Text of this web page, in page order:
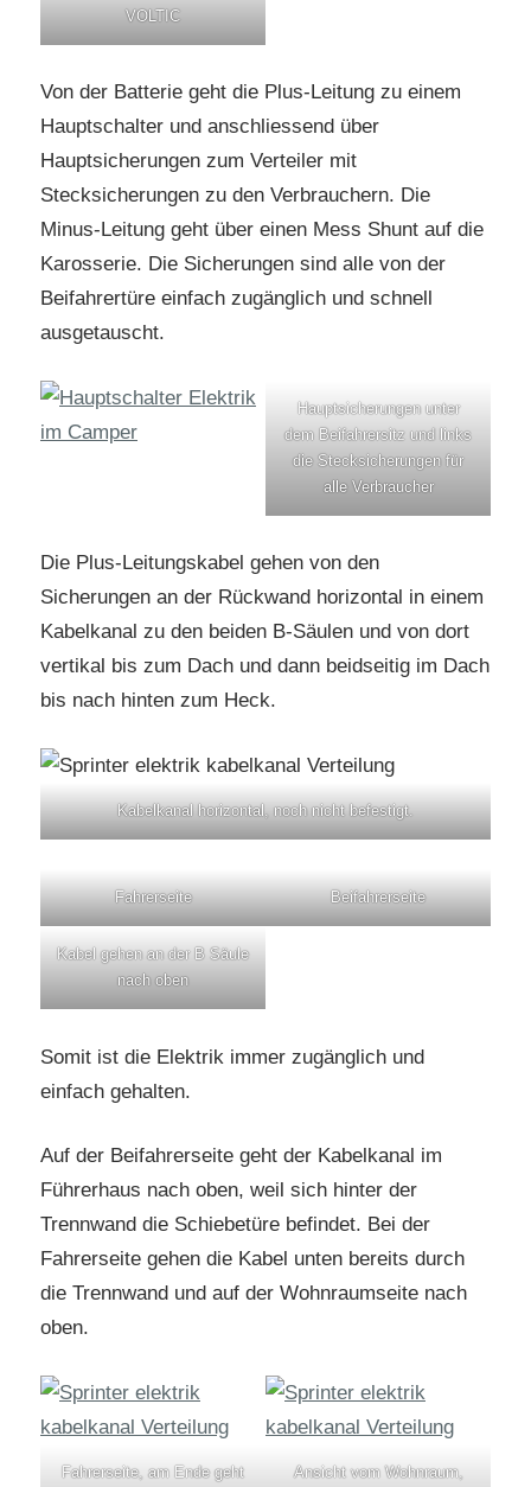
VOLTIC
Von der Batterie geht die Plus-Leitung zu einem
Hauptschalter und anschliessend über
Hauptsicherungen zum Verteiler mit
Stecksicherungen zu den Verbrauchern. Die
Minus-Leitung geht über einen Mess Shunt auf die
Karosserie. Die Sicherungen sind alle von der
Beifahrertüre einfach zugänglich und schnell
ausgetauscht.
Hauptsicherungen unter
dem Beifahrersitz und links
die Stecksicherungen für
alle Verbraucher
Die Plus-Leitungskabel gehen von den
Sicherungen an der Rückwand horizontal in einem
Kabelkanal zu den beiden B-Säulen und von dort
vertikal bis zum Dach und dann beidseitig im Dach
bis nach hinten zum Heck.
Kabelkanal horizontal, noch nicht befestigt.
Fahrerseite Beifahrerseite
Kabel gehen an der B Säule
nach oben
Somit ist die Elektrik immer zugänglich und
einfach gehalten.
Auf der Beifahrerseite geht der Kabelkanal im
Führerhaus nach oben, weil sich hinter der
Trennwand die Schiebetüre befindet. Bei der
Fahrerseite gehen die Kabel unten bereits durch
die Trennwand und auf der Wohnraumseite nach
oben.
Fahrerseite, am Ende geht
Ansicht vom Wohnraum,